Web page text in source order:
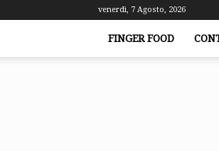
venerdì, 7 Agosto, 2026
FINGER FOOD